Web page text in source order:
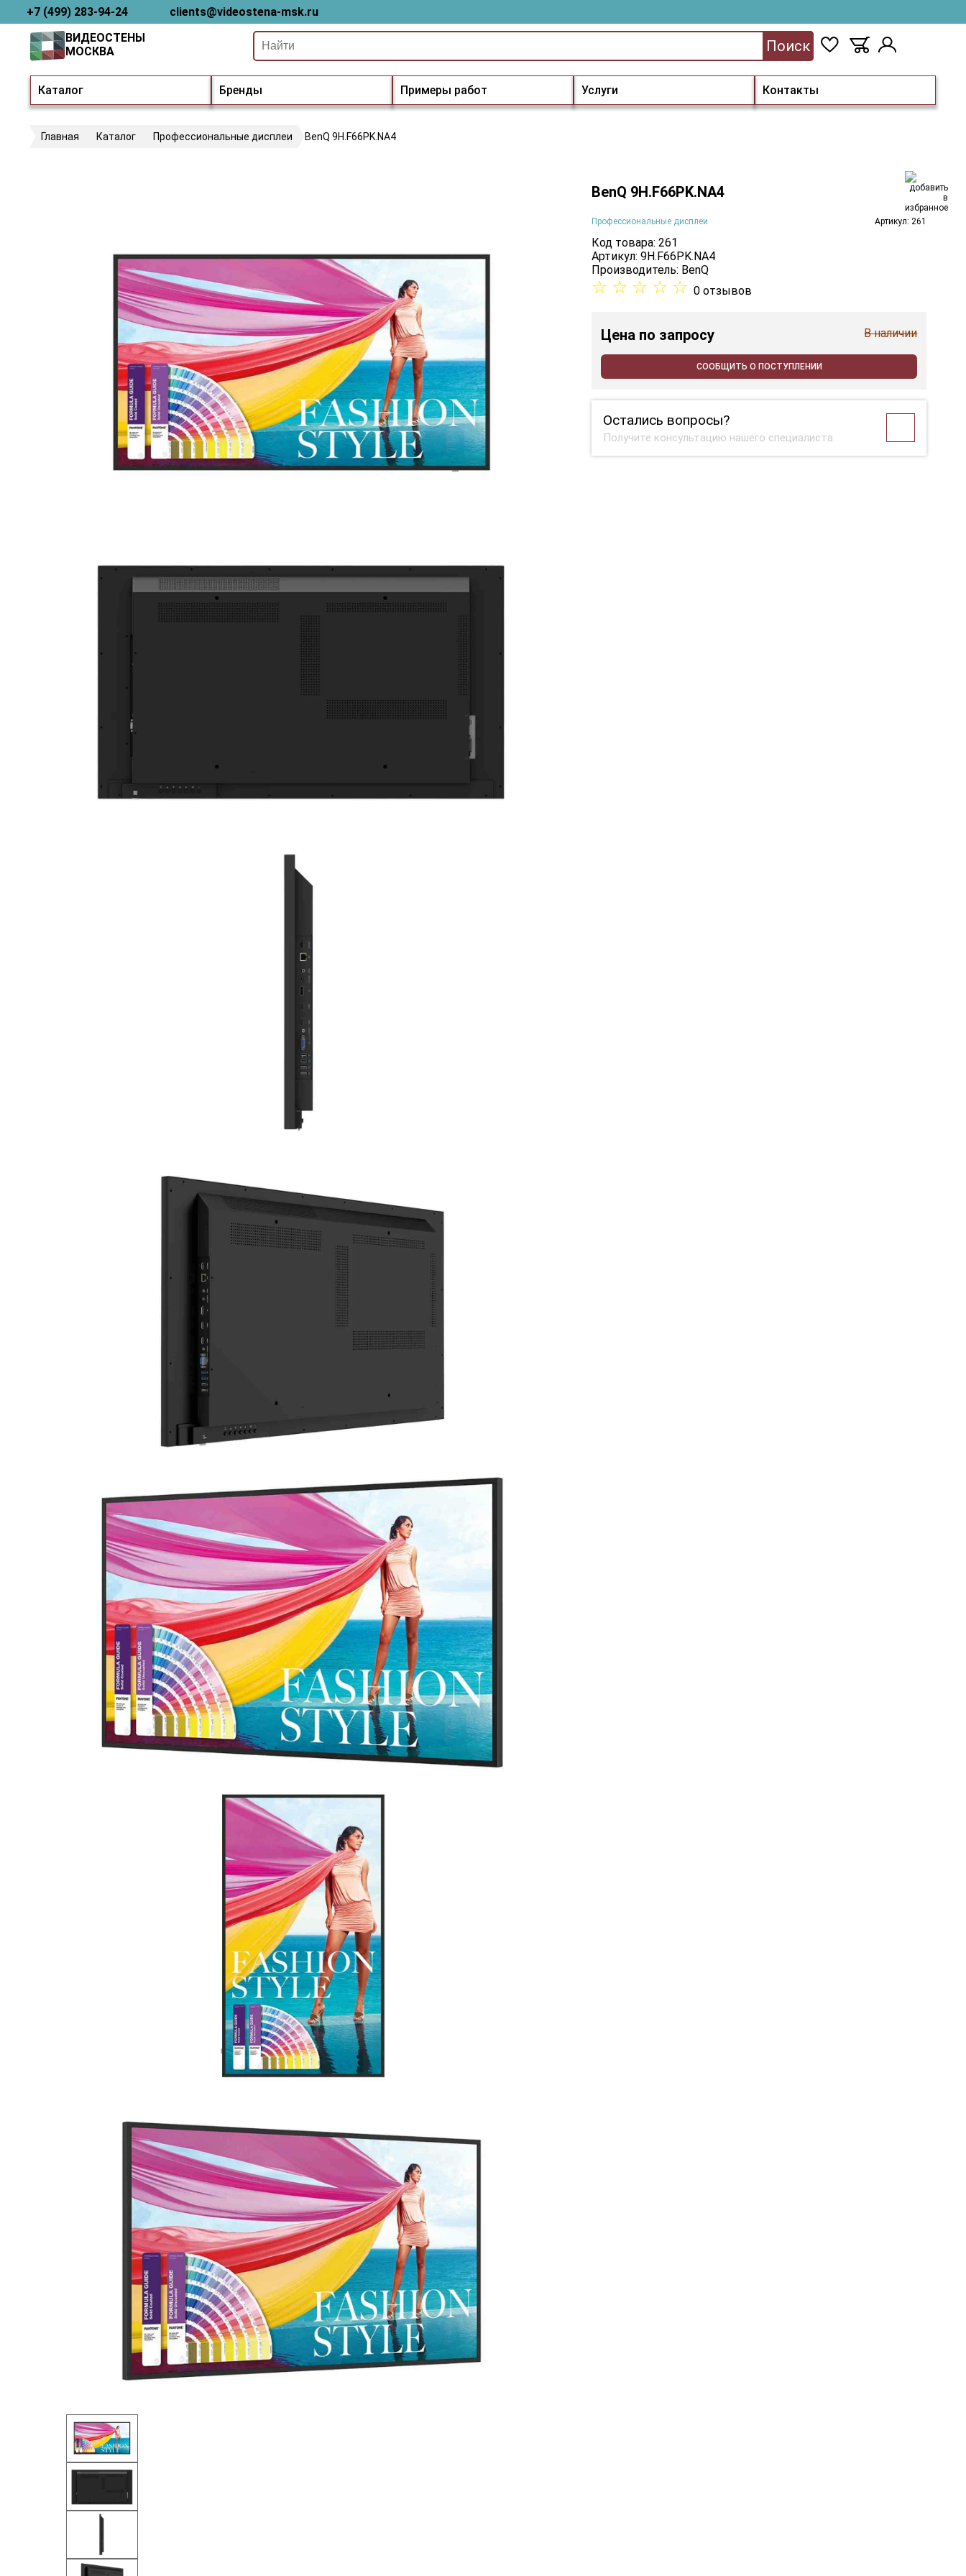
+7 (499) 283-94-24 clients@videostena-msk.ru
Каталог Бренды Примеры работ Услуги Контакты
ВИДЕОСТЕНЫ
МОСКВА
Поиск
Главная Каталог Профессиональные дисплеи BenQ 9H.F66PK.NA4
BenQ 9H.F66PK.NA4
Профессиональные дисплеи Артикул: 261
Код товара: 261
Артикул: 9H.F66PK.NA4
Производитель: BenQ
☆ ☆ ☆ ☆ ☆ 0 отзывов
Цена по запросу В наличии
СООБЩИТЬ О ПОСТУПЛЕНИИ
Остались вопросы?
Получите консультацию нашего специалиста